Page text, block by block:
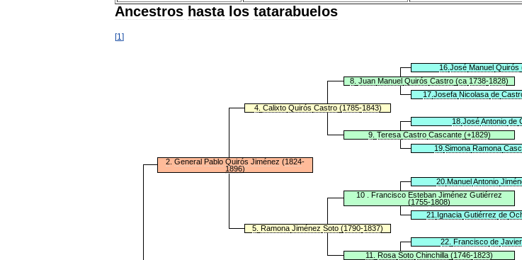
Ancestros hasta los tatarabuelos
[1 ]
16. José Manuel Quirós
8 Juan Manuel Quirós Castro (ca 1738-1828)
17. Josefa Nicolasa de
4. Calixto Quirós Castro(1785-1843)
18. José Antonio de
9. Teresa Castro Cascante(+1829)
19 Simona Ramona
2 General Pablo Quirós Jiménez (1824-
1896)
20 ManuelAntonio
10
Francisco Esteban Jiménez Gutiérrez
(1755-1808)
21 Ignacia Gutiérrez de
5 Ramona Jiménez Soto (1790-1837)
22. Francisco de Javier
11
Rosa Soto Chinchilla (1746-1823)